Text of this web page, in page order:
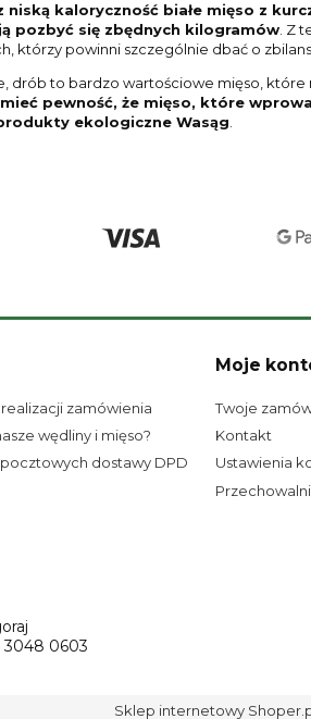
niską kaloryczność białe mięso z
pozbyć się zbędnych kilogramów. Z
którzy powinni szczególnie dbać o
drób to bardzo wartościowe mięso,
pewność, że mięso, które
ekologiczne Wasąg.
zamówienia
wędliny i mięso?
dostawy DPD
Moje
Twoje
Kontakt
Ustawienia
3048 0603
Sklep internetowy